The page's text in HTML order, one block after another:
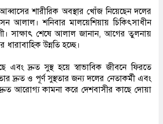
আব্বাসের শারীরিক অবস্থার খোঁজ নিয়েছেন দলের
আলাল। শনিবার মালয়েশিয়ায় চিকিৎসাধীন
সাক্ষাৎ শেষে আলাল জানান, আগের তুলনায়
উন্নতি হচ্ছে।
এবং দ্রুত সুস্থ হয়ে স্বাভাবিক জীবনে ফিরতে
দ্রুত ও পূর্ণ সুস্থতার জন্য দলের নেতাকর্মী এবং
আরোগ্য কামনা করে দেশবাসীর কাছে দোয়া